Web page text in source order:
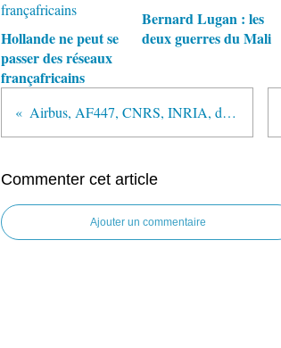
Hollande ne peut se
passer des réseaux
françafricains
Bernard Lugan : les
deux guerres du Mali
Airbus, AF447, CNRS, INRIA, délocalisations...
Commenter cet article
Ajouter un commentaire